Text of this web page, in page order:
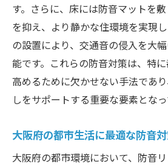
す。さらに、床には防音マットを
を抑え、より静かな住環境を実現
の設置により、交通音の侵入を大
能です。これらの防音対策は、特
高めるために欠かせない手法であ
しをサポートする重要な要素となっ
大阪府の都市生活に最適な防音
大阪府の都市環境において、防音